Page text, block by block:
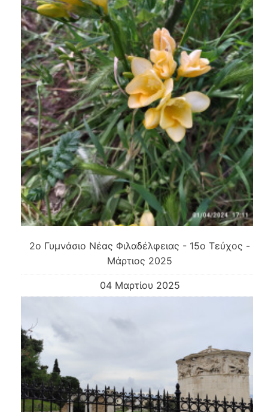
2o Γυμνάσιο Νέας Φιλαδέλφειας - 15ο Τεύχος -
Μάρτιος 2025
04 Μαρτίου 2025